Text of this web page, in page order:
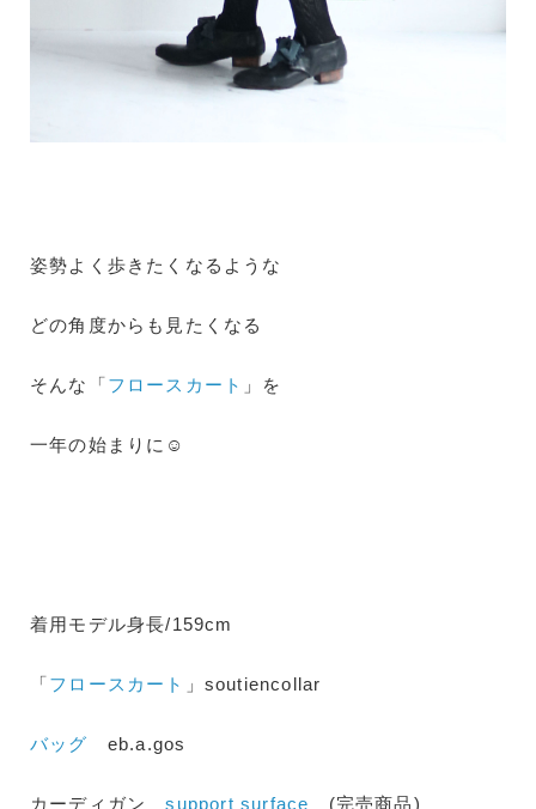
姿勢よく歩きたくなるような
どの角度からも見たくなる
そんな「フロースカート 」を
一年の始まりに☺
着用モデル身長/159cm
「フロースカート 」soutiencollar
バッグ eb.a.gos
カーディガンsupport surface (完売商品)